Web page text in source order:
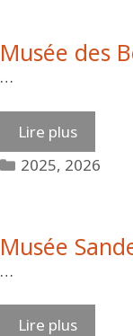
Musée des
…
Lire plus
Catégories
2025, 2026
Musée
…
Lire plus